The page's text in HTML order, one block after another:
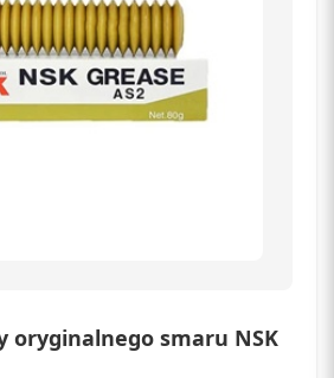
oryginalnego smaru NSK